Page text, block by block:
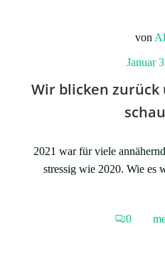
von
Januar
Wir blicken zurück
2021 war für viele
stressig wie 2020. Wie
0